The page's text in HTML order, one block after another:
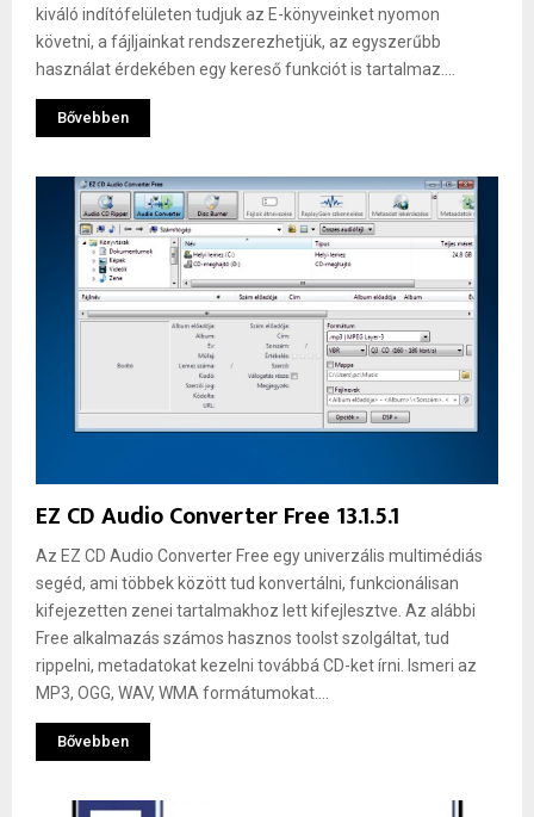
kiváló indítófelületen tudjuk az E-könyveinket nyomon
követni, a fájljainkat rendszerezhetjük, az egyszerűbb
használat érdekében egy kereső funkciót is tartalmaz....
Bővebben
EZ CD Audio Converter Free 13.1.5.1
Az EZ CD Audio Converter Free egy univerzális multimédiás
segéd, ami többek között tud konvertálni, funkcionálisan
kifejezetten zenei tartalmakhoz lett kifejlesztve. Az alábbi
Free alkalmazás számos hasznos toolst szolgáltat, tud
rippelni, metadatokat kezelni továbbá CD-ket írni. Ismeri az
MP3, OGG, WAV, WMA formátumokat....
Bővebben